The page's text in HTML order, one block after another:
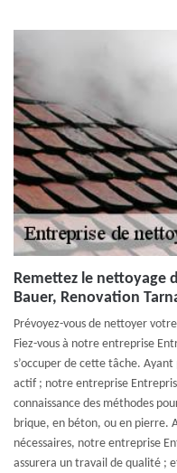
Remettez le nettoyage
Bauer, Renovation
Prévoyez-vous de nettoyer
Fiez-vous à notre entreprise
s’occuper de cette tâche.
actif ; notre entreprise
connaissance des méthodes
brique, en béton, ou en pierre.
nécessaires, notre entreprise
assurera un travail de qualité ;